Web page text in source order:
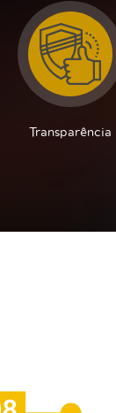
Transparência